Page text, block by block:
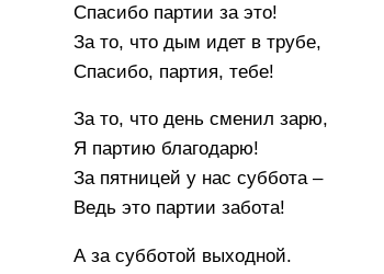
Спасибо партии за это!
За то, что дым идет в трубе,
Спасибо, партия, тебе!
За то, что день сменил зарю,
Я партию благодарю!
За пятницей у нас суббота –
Ведь это партии забота!
А за субботой выходной.